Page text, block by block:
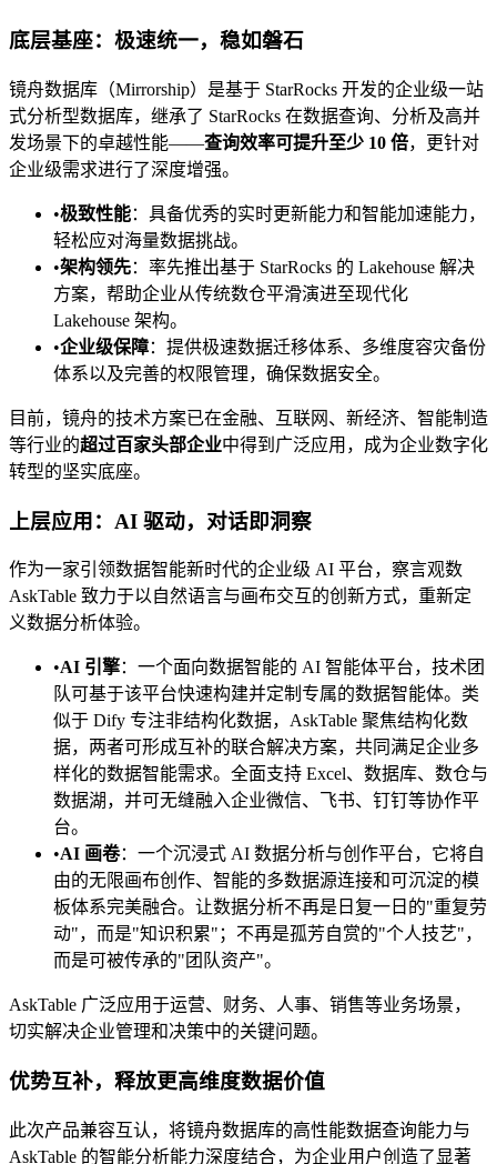
底层基座：极速统一，稳如磐石
镜舟数据库（Mirrorship）是基于 StarRocks 开发的企业级一站
式分析型数据库，继承了 StarRocks 在数据查询、分析及高并
发场景下的卓越性能——查询效率可提升至少 10 倍，更针对
企业级需求进行了深度增强。
•极致性能：具备优秀的实时更新能力和智能加速能力，
轻松应对海量数据挑战。
•架构领先：率先推出基于 StarRocks 的 Lakehouse 解决
方案，帮助企业从传统数仓平滑演进至现代化
Lakehouse 架构。
•企业级保障：提供极速数据迁移体系、多维度容灾备份
体系以及完善的权限管理，确保数据安全。
目前，镜舟的技术方案已在金融、互联网、新经济、智能制造
等行业的超过百家头部企业中得到广泛应用，成为企业数字化
转型的坚实底座。
上层应用：AI 驱动，对话即洞察
作为一家引领数据智能新时代的企业级 AI 平台，察言观数
AskTable 致力于以自然语言与画布交互的创新方式，重新定
义数据分析体验。
•AI 引擎：一个面向数据智能的 AI 智能体平台，技术团
队可基于该平台快速构建并定制专属的数据智能体。类
似于 Dify 专注非结构化数据，AskTable 聚焦结构化数
据，两者可形成互补的联合解决方案，共同满足企业多
样化的数据智能需求。全面支持 Excel、数据库、数仓与
数据湖，并可无缝融入企业微信、飞书、钉钉等协作平
台。
•AI 画卷：一个沉浸式 AI 数据分析与创作平台，它将自
由的无限画布创作、智能的多数据源连接和可沉淀的模
板体系完美融合。让数据分析不再是日复一日的"重复劳
动"，而是"知识积累"；不再是孤芳自赏的"个人技艺"，
而是可被传承的"团队资产"。
AskTable 广泛应用于运营、财务、人事、销售等业务场景，
切实解决企业管理和决策中的关键问题。
优势互补，释放更高维度数据价值
此次产品兼容互认，将镜舟数据库的高性能数据查询能力与
AskTable 的智能分析能力深度结合，为企业用户创造了显著